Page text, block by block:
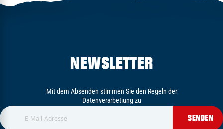
NEWSLETTER
Mit dem Absenden stimmen Sie den Regeln der
Datenverarbetiung zu
SENDEN